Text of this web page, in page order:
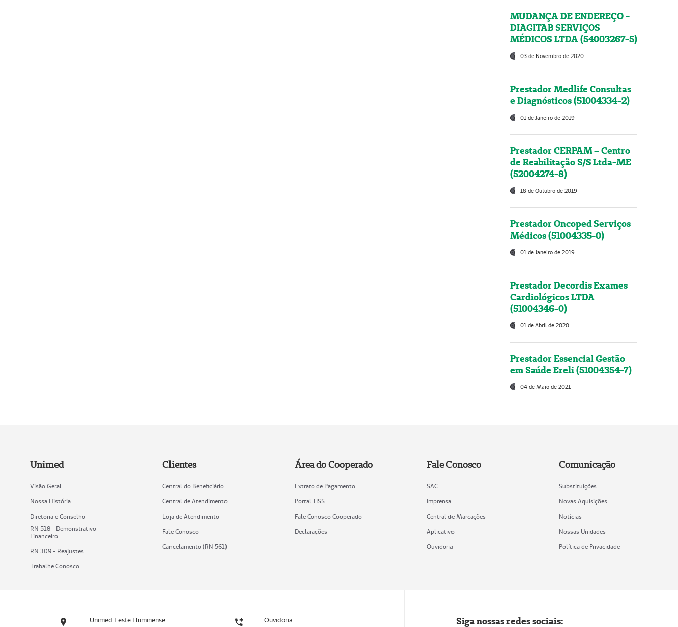
MUDANÇA DE ENDEREÇO -
DIAGITAB SERVIÇOS
MÉDICOS LTDA (54003267-5)
03 de Novembro de 2020
Prestador Medlife Consultas
e Diagnósticos (51004334-2)
01 de Janeiro de 2019
Prestador CERPAM – Centro
de Reabilitação S/S Ltda-ME
(52004274-8)
18 de Outubro de 2019
Prestador Oncoped Serviços
Médicos (51004335-0)
01 de Janeiro de 2019
Prestador Decordis Exames
Cardiológicos LTDA
(51004346-0)
01 de Abril de 2020
Prestador Essencial Gestão
em Saúde Ereli (51004354-7)
04 de Maio de 2021
Unimed
Visão Geral
Nossa História
Diretoria e Conselho
RN 518 - Demonstrativo
Financeiro
RN 309 - Reajustes
Trabalhe Conosco
Clientes
Central do Beneficiário
Central de Atendimento
Loja de Atendimento
Fale Conosco
Cancelamento (RN 561)
Área do Cooperado
Extrato de Pagamento
Portal TISS
Fale Conosco Cooperado
Declarações
Fale Conosco
SAC
Imprensa
Central de Marcações
Aplicativo
Ouvidoria
Comunicação
Substituições
Novas Aquisições
Notícias
Nossas Unidades
Política de Privacidade
Unimed Leste Fluminense Ouvidoria Siga nossas redes sociais: